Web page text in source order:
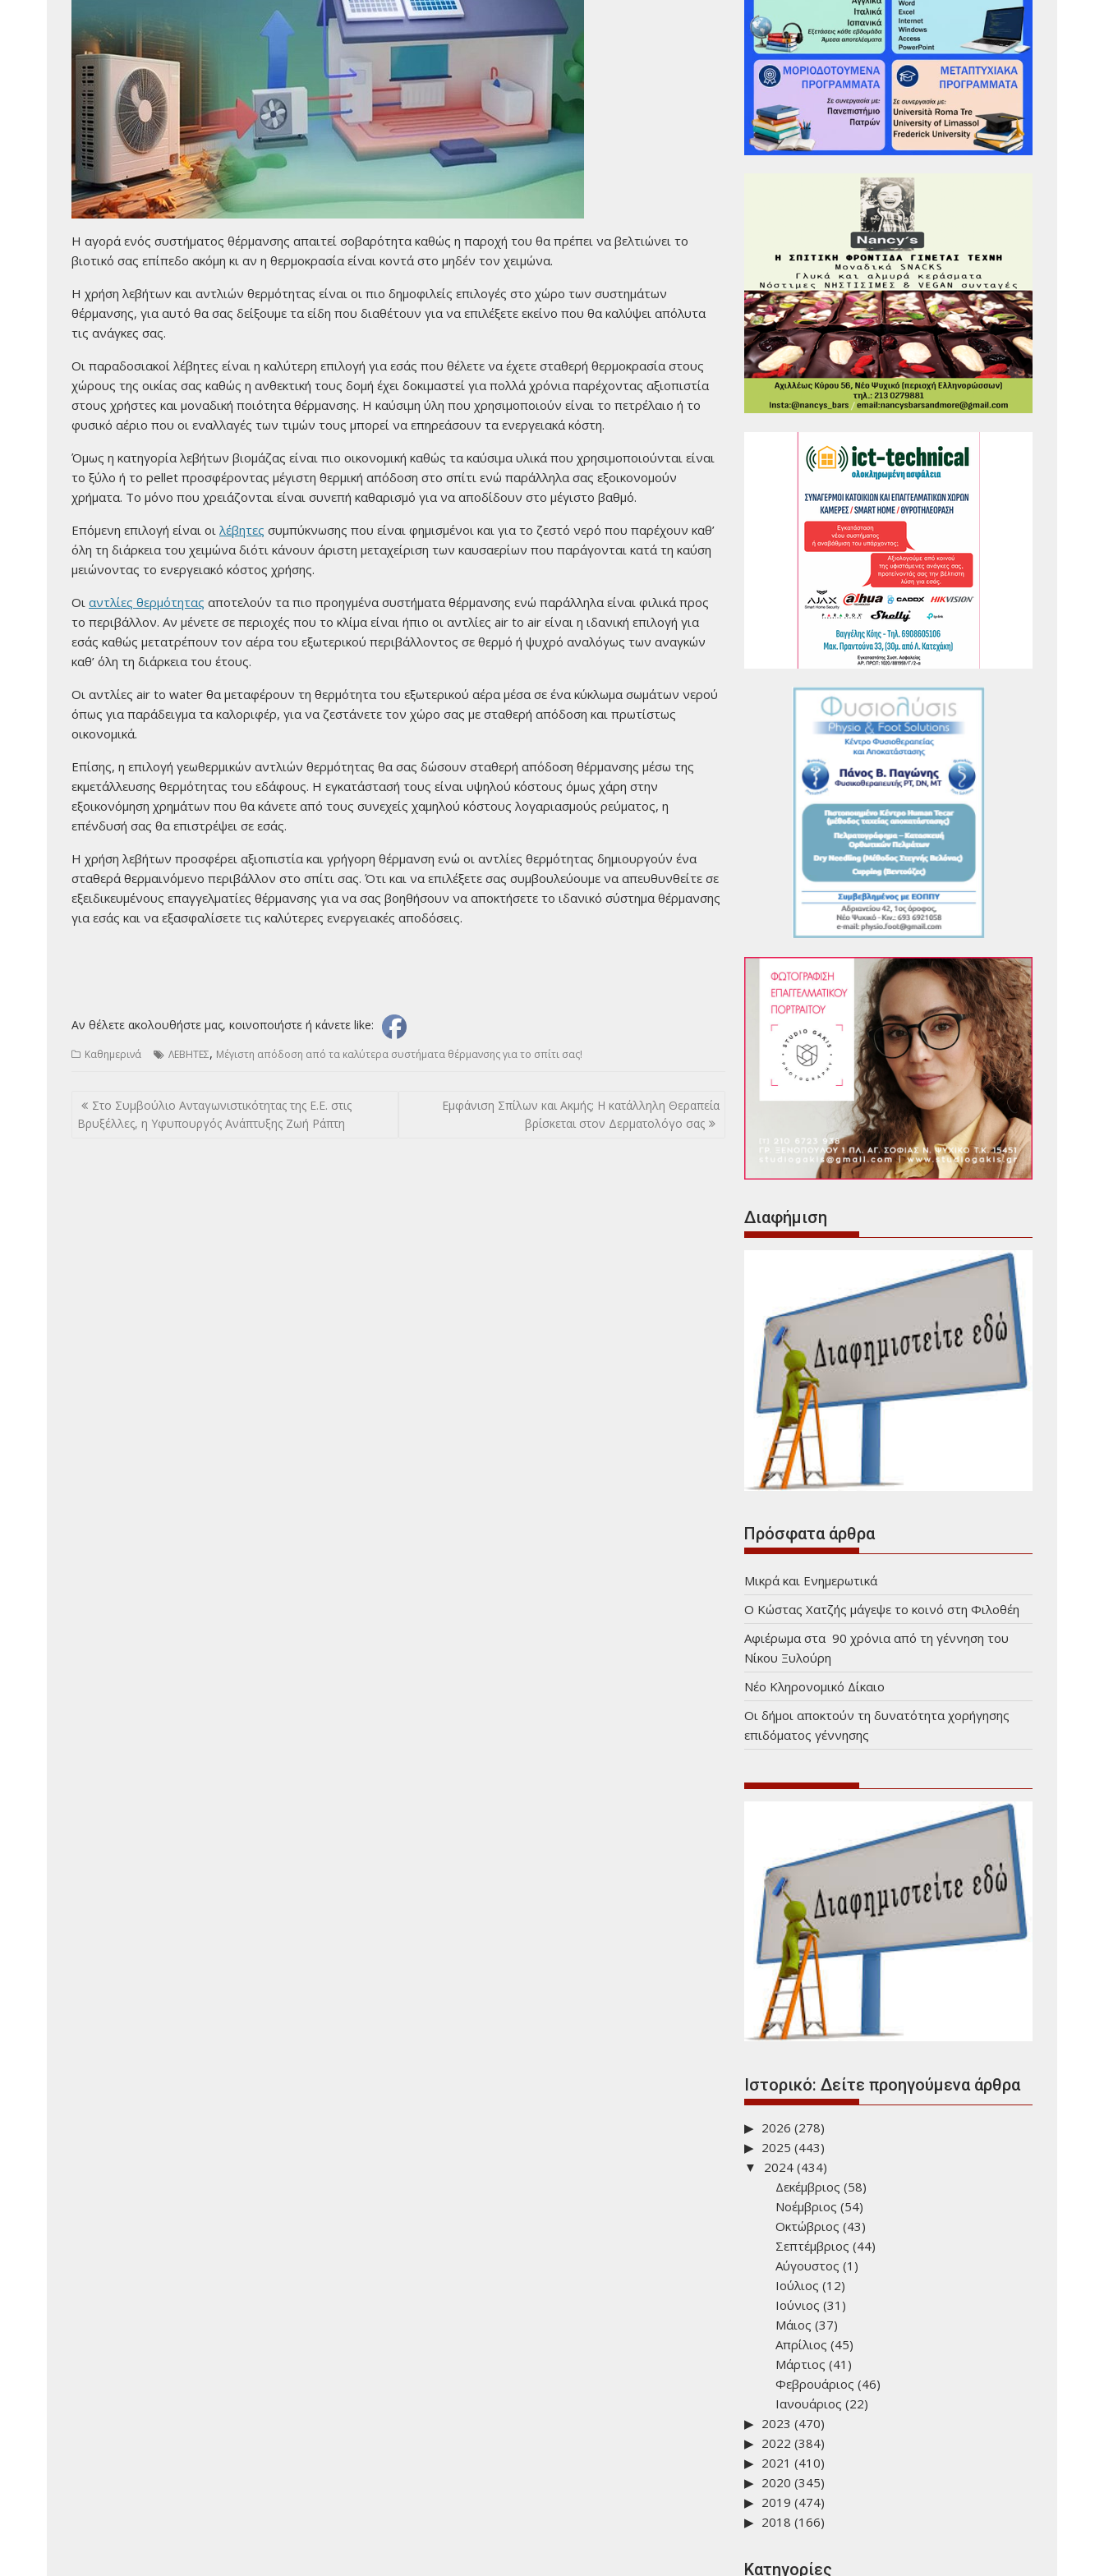
Η αγορά ενός συστήματος θέρμανσης απαιτεί σοβαρότητα καθώς η παροχή του θα πρέπει να βελτιώνει το
βιοτικό σας επίπεδο ακόμη κι αν η θερμοκρασία είναι κοντά στο μηδέν τον χειμώνα.
Η χρήση λεβήτων και αντλιών θερμότητας είναι οι πιο δημοφιλείς επιλογές στο χώρο των συστημάτων
θέρμανσης, για αυτό θα σας δείξουμε τα είδη που διαθέτουν για να επιλέξετε εκείνο που θα καλύψει απόλυτα
τις ανάγκες σας.
Οι παραδοσιακοί λέβητες είναι η καλύτερη επιλογή για εσάς που θέλετε να έχετε σταθερή θερμοκρασία στους
χώρους της οικίας σας καθώς η ανθεκτική τους δομή έχει δοκιμαστεί για πολλά χρόνια παρέχοντας αξιοπιστία
στους χρήστες και μοναδική ποιότητα θέρμανσης. Η καύσιμη ύλη που χρησιμοποιούν είναι το πετρέλαιο ή το
φυσικό αέριο που οι εναλλαγές των τιμών τους μπορεί να επηρεάσουν τα ενεργειακά κόστη.
Όμως η κατηγορία λεβήτων βιομάζας είναι πιο οικονομική καθώς τα καύσιμα υλικά που χρησιμοποιούνται είναι
το ξύλο ή το pellet προσφέροντας μέγιστη θερμική απόδοση στο σπίτι ενώ παράλληλα σας εξοικονομούν
χρήματα. Το μόνο που χρειάζονται είναι συνεπή καθαρισμό για να αποδίδουν στο μέγιστο βαθμό.
Επόμενη επιλογή είναι οι λέβητες συμπύκνωσης που είναι φημισμένοι και για το ζεστό νερό που παρέχουν καθ’
όλη τη διάρκεια του χειμώνα διότι κάνουν άριστη μεταχείριση των καυσαερίων που παράγονται κατά τη καύση
μειώνοντας το ενεργειακό κόστος χρήσης.
Οι αντλίες θερμότητας αποτελούν τα πιο προηγμένα συστήματα θέρμανσης ενώ παράλληλα είναι φιλικά προς
το περιβάλλον. Αν μένετε σε περιοχές που το κλίμα είναι ήπιο οι αντλίες air to air είναι η ιδανική επιλογή για
εσάς καθώς μετατρέπουν τον αέρα του εξωτερικού περιβάλλοντος σε θερμό ή ψυχρό αναλόγως των αναγκών
καθ’ όλη τη διάρκεια του έτους.
Οι αντλίες air to water θα μεταφέρουν τη θερμότητα του εξωτερικού αέρα μέσα σε ένα κύκλωμα σωμάτων νερού
όπως για παράδειγμα τα καλοριφέρ, για να ζεστάνετε τον χώρο σας με σταθερή απόδοση και πρωτίστως
οικονομικά.
Επίσης, η επιλογή γεωθερμικών αντλιών θερμότητας θα σας δώσουν σταθερή απόδοση θέρμανσης μέσω της
εκμετάλλευσης θερμότητας του εδάφους. Η εγκατάστασή τους είναι υψηλού κόστους όμως χάρη στην
εξοικονόμηση χρημάτων που θα κάνετε από τους συνεχείς χαμηλού κόστους λογαριασμούς ρεύματος, η
επένδυσή σας θα επιστρέψει σε εσάς.
Η χρήση λεβήτων προσφέρει αξιοπιστία και γρήγορη θέρμανση ενώ οι αντλίες θερμότητας δημιουργούν ένα
σταθερά θερμαινόμενο περιβάλλον στο σπίτι σας. Ότι και να επιλέξετε σας συμβουλεύουμε να απευθυνθείτε σε
εξειδικευμένους επαγγελματίες θέρμανσης για να σας βοηθήσουν να αποκτήσετε το ιδανικό σύστημα θέρμανσης
για εσάς και να εξασφαλίσετε τις καλύτερες ενεργειακές αποδόσεις.
Αν θέλετε ακολουθήστε μας, κοινοποιήστε ή κάνετε like:
Καθημερινά ΛΕΒΗΤΕΣ, Μέγιστη απόδοση από τα καλύτερα συστήματα θέρμανσης για το σπίτι σας!
Πλοήγηση
άρθρων
Στο Συμβούλιο Ανταγωνιστικότητας της Ε.Ε. στις
Βρυξέλλες, η Υφυπουργός Ανάπτυξης Ζωή Ράπτη
Εμφάνιση Σπίλων και Ακμής; Η κατάλληλη Θεραπεία
βρίσκεται στον Δερματολόγο σας
Διαφήμιση
Πρόσφατα άρθρα
Μικρά και Ενημερωτικά
Ο Κώστας Χατζής μάγεψε το κοινό στη Φιλοθέη
Αφιέρωμα στα 90 χρόνια από τη γέννηση του
Νίκου Ξυλούρη
Νέο Κληρονομικό Δίκαιο
Οι δήμοι αποκτούν τη δυνατότητα χορήγησης
επιδόματος γέννησης
Ιστορικό: Δείτε προηγούμενα άρθρα
2026 (278)
2025 (443)
2024 (434)
Δεκέμβριος (58)
Νοέμβριος (54)
Οκτώβριος (43)
Σεπτέμβριος (44)
Αύγουστος (1)
Ιούλιος (12)
Ιούνιος (31)
Μάιος (37)
Απρίλιος (45)
Μάρτιος (41)
Φεβρουάριος (46)
Ιανουάριος (22)
2023 (470)
2022 (384)
2021 (410)
2020 (345)
2019 (474)
2018 (166)
Kατηγορίες